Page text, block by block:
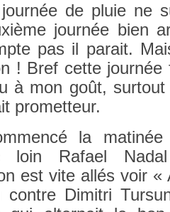
de pluie ne
journée bien
pas il para­it.
! Bref cette
à mon goût,
pro­met­teur.
la
loin Rafael
est vite allés voir «
Di­mit­ri